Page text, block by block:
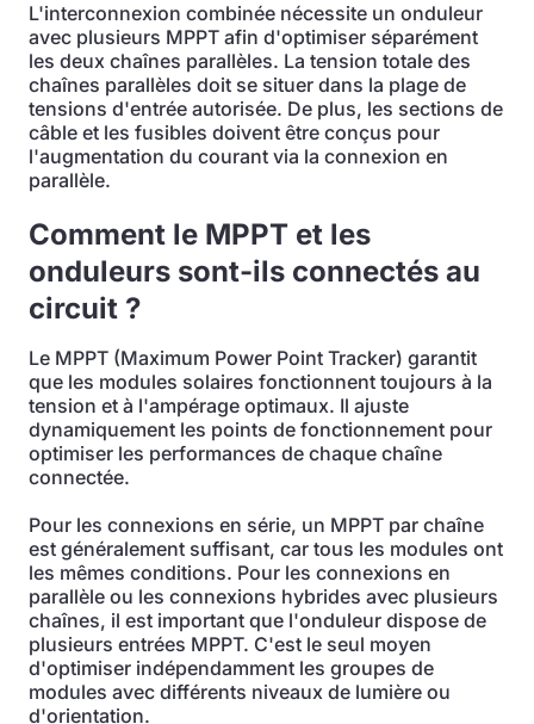
L'interconnexion combinée nécessite un onduleur
avec plusieurs MPPT afin d'optimiser séparément
les deux chaînes parallèles. La tension totale des
chaînes parallèles doit se situer dans la plage de
tensions d'entrée autorisée. De plus, les sections de
câble et les fusibles doivent être conçus pour
l'augmentation du courant via la connexion en
parallèle.
Comment le MPPT et les
onduleurs sont-ils connectés au
circuit ?
Le MPPT (Maximum Power Point Tracker) garantit
que les modules solaires fonctionnent toujours à la
tension et à l'ampérage optimaux. Il ajuste
dynamiquement les points de fonctionnement pour
optimiser les performances de chaque chaîne
connectée.
Pour les connexions en série, un MPPT par chaîne
est généralement suffisant, car tous les modules ont
les mêmes conditions. Pour les connexions en
parallèle ou les connexions hybrides avec plusieurs
chaînes, il est important que l'onduleur dispose de
plusieurs entrées MPPT. C'est le seul moyen
d'optimiser indépendamment les groupes de
modules avec différents niveaux de lumière ou
d'orientation.